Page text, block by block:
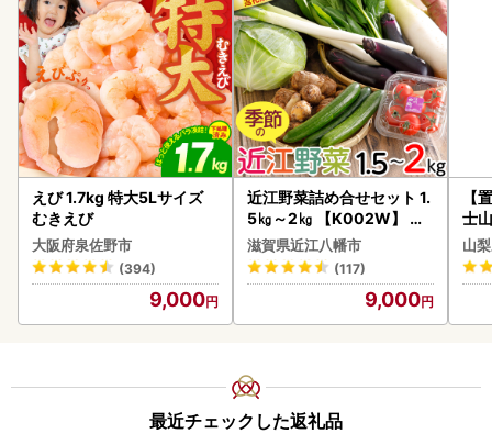
えび 1.7kg 特大5Lサイズ
むきえび
大阪府泉佐野市
(394)
9,000
近江野菜詰め合せセット 1.
5㎏～2㎏ 【K002W】 野
菜 旬 新鮮
滋賀県近江八幡市
(117)
9,000
【
士
180
山
最近チェックした返礼品